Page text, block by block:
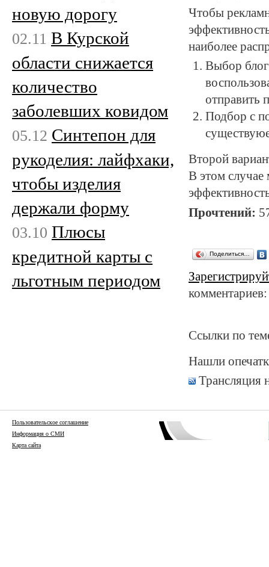
Чтобы
наиболее
Выбор
отправить
Подбор с
Второй
В этом случае
Прочтений:
Поделиться…
Ссылки по
Нашли
Трансляция
новую дорогу
02.11 В Курской
области снижается
количество
заболевших ковидом
05.12 Синтепон для
рукоделия: лайфхаки,
чтобы изделия
держали форму
03.10 Плюсы
кредитной карты с
льготным периодом
Пользовательское соглашение
Информация о СМИ
Карта сайта